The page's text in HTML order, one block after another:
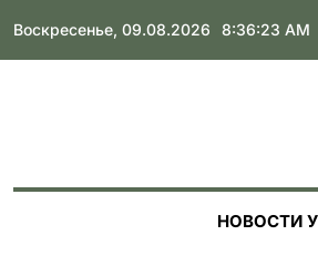
to
content
Воскресенье, 09.08.2026 8:36:24 AM
НОВОСТИ